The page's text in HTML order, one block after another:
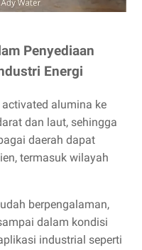
Penyediaan
Energi
alumina ke
dan laut, sehingga
daerah dapat
termasuk wilayah
berpengalaman,
dalam kondisi
industrial seperti